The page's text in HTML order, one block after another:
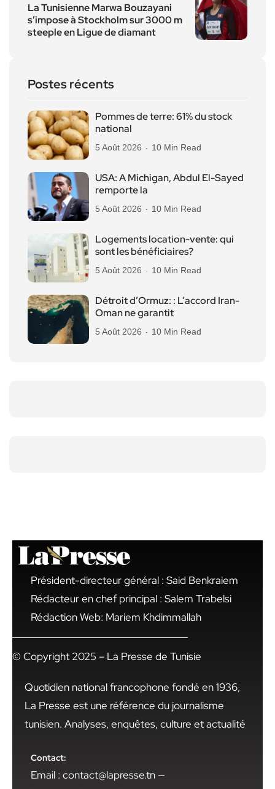
La Tunisienne Marwa Bouzayani
s’impose à Stockholm sur 3000 m
steeple en Ligue de diamant
Postes récents
Pommes de terre: 61% du stock
national
5 Août 2026 10 Min Read
USA: A Michigan, Abdul El-Sayed
remporte la
5 Août 2026 10 Min Read
Logements location-vente: qui
sont les bénéficiaires?
5 Août 2026 10 Min Read
Détroit d’Ormuz: : L’accord Iran-
Oman ne garantit
5 Août 2026 10 Min Read
Président-directeur général : Said Benkraiem
Rédacteur en chef principal : Salem Trabelsi
Rédaction Web: Mariem Khdimmallah
© Copyright 2025 – La Presse de Tunisie
Quotidien national francophone fondé en 1936,
La Presse est une référence du journalisme
tunisien. Analyses, enquêtes, culture et actualité
Contact:
Email : contact@lapresse.tn —